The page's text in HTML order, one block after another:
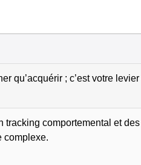
qu’acquérir ; c’est votre
tracking comportemental et
complexe.